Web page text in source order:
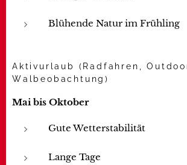
Blühende Natur im Frühling
Aktivurlaub (Radfahren,
Walbeobachtung)
Mai bis Oktober
Gute Wetterstabilität
Lange Tage